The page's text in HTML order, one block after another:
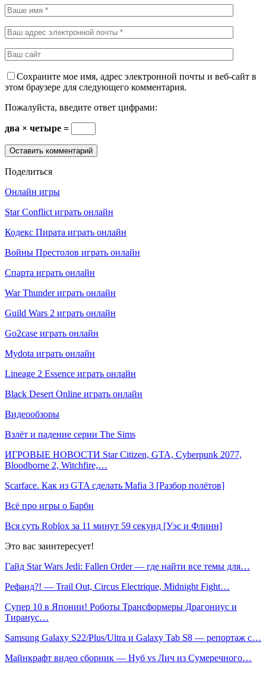
Сохраните мое имя, адрес электронной почты и веб-сайт в
этом браузере для следующего комментария.
Пожалуйста, введите ответ цифрами:
два × четыре =
Поделиться
Онлайн игры
Star Conflict играть онлайн
Кодекс Пирата играть онлайн
Войны Престолов играть онлайн
Спарта играть онлайн
War Thunder играть онлайн
Guild Wars 2 играть онлайн
Go2case играть онлайн
Mydota играть онлайн
Lineage 2 Essence играть онлайн
Black Desert Online играть онлайн
Видеообзоры
Взлёт и падение серии The Sims
ИГРОВЫЕ НОВОСТИ Star Citizen, GTA, Cyberpunk 2077,
Bloodborne 2, Witchfire,…
Scarface. Как из GTA сделать Mafia 3 [Разбор полётов]
Всё про игры о Барби
Вся суть Roblox за 11 минут 59 секунд [Уэс и Флинн]
Это вас заинтересует!
Гайд Star Wars Jedi: Fallen Order — где найти все темы для…
Рефанд?! — Trail Out, Circus Electrique, Midnight Fight…
Супер 10 в Японии! Роботы Трансформеры Драгониус и
Тиранус…
Samsung Galaxy S22/Plus/Ultra и Galaxy Tab S8 — репортаж с…
Майнкрафт видео сборник — Нуб vs Лич из Сумеречного…